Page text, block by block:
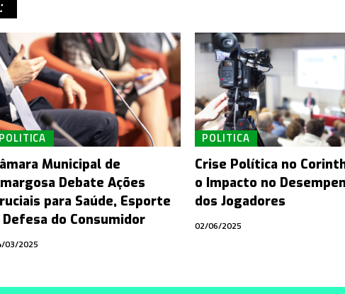
POLITICA
Municipal de
Debate Ações
para Saúde, Esporte
Defesa do Consumidor
03/2025
POLITICA
Crise Política no
o Impacto no
dos Jogadores
02/06/2025